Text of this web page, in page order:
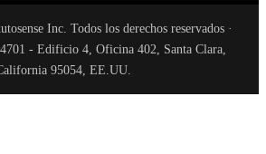
Inc. Todos los derechos reservados ·
- Edificio 4, Oficina 402, Santa Clara,
95054, EE.UU.